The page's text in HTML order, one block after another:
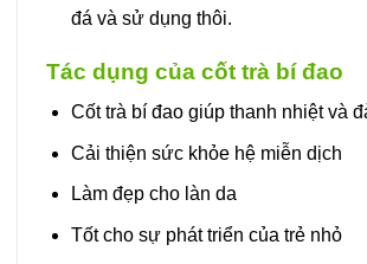
đá và sử dụng thôi.
Tác dụng của cốt trà bí đao
Cốt trà bí đao giúp thanh nhiệt và
Cải thiện sức khỏe hệ miễn dịch
Làm đẹp cho làn da
Tốt cho sự phát triển của trẻ nhỏ